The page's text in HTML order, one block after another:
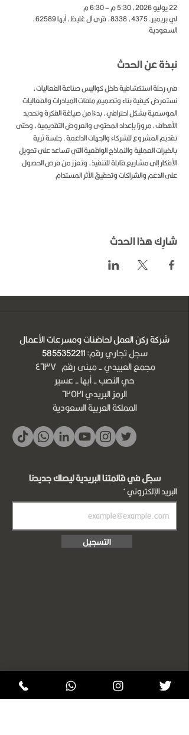
22 يوليو 2026، 5:30 م – 6:30 م
لي بريمير, 4375، 8338، قرى آل غليظ، أبها 62589،
السعودية
نبذة عن الحدث
في رحلة استكشافية داخل كواليس صناعة الفعاليات،
نستعرض كيفية بناء وتصميم ملفات المبادرات والفعاليات
الموسمية بشكل احترافي، بدءًا من صياغة الفكرة وتحديد
الأهداف، مرورًا بإعداد المحتوى والعروض التقديمية، وحتى
تقديم المشروع للشركاء والجهات الداعمة. جلسة ثرية
بالخبرات العملية والنماذج الواقعية التي تساعد على تحويل
الأفكار إلى مشاريع قابلة للتنفيذ، وتعزز من فرص الحصول
على الدعم والشراكات وتحقيق الأثر المستدام
شارِك هذا الحدث
شركة ركن العمل لحاضنات ومسرعات الأعمال
سجل تجاري رقم:5855352211
مجمع العبيدي - مبنى رقم ٤٦٣٧
حي النصب - أبها - عسير
الرمز البريدي ٦٢٥٢١
المملكة العربية السعودية
سجّل في قائمتنا البريدية ليصلك جديدنا
البريد الإلكتروني
التسجيل